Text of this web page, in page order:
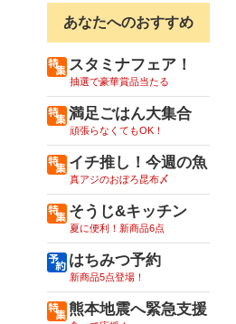
あなたへのおすすめ
スタミナフェア！
抽選で豪華賞品当たる
満足ごはん大集合
頑張らなくてもOK！
イチ推し！今週の魚
真アジのおぼろ昆布〆
そうじ&キッチン
夏に便利！新商品6点
はちみつ予約
新商品5点登場！
熊本地震へ緊急支援